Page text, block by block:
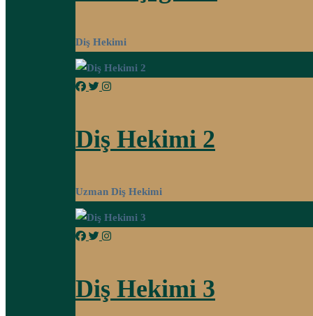
Diş Hekimi
Diş Hekimi 2
Uzman Diş Hekimi
Diş Hekimi 3